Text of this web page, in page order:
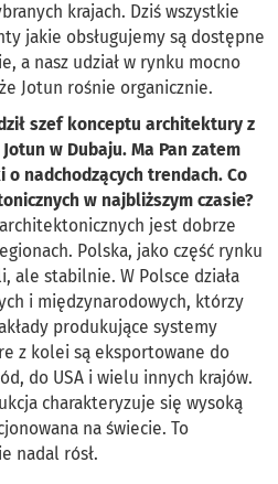
krajach. Dziś wszystkie
jakie obsługujemy są dostępne
a nasz udział w rynku mocno
Jotun rośnie organicznie.
szef konceptu architektury z
w Dubaju. Ma Pan zatem
nadchodzących trendach. Co
w najbliższym czasie?
jest dobrze
Polska, jako część rynku
ale stabilnie. W Polsce działa
i międzynarodowych, którzy
produkujące systemy
z kolei są eksportowane do
do USA i wielu innych krajów.
charakteryzuje się wysoką
na świecie. To
nadal rósł.